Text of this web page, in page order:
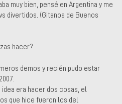
muy bien, pensé en Argentina y me
divertidos. (Gitanos de Buenos
hacer?
demos y recién pudo estar
era hacer dos cosas, el
que hice fueron los del